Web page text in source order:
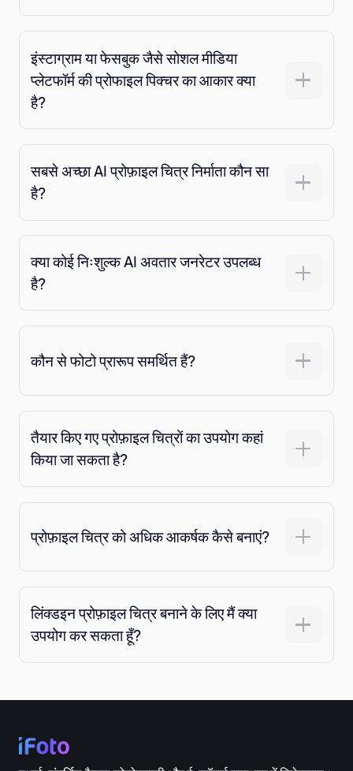
इंस्टाग्राम या फेसबुक जैसे सोशल मीडिया
प्लेटफॉर्म की प्रोफाइल पिक्चर का आकार क्या
है?
सबसे अच्छा AI प्रोफ़ाइल चित्र निर्माता कौन सा
है?
क्या कोई निःशुल्क AI अवतार जनरेटर उपलब्ध
है?
कौन से फोटो प्रारूप समर्थित हैं?
तैयार किए गए प्रोफ़ाइल चित्रों का उपयोग कहां
किया जा सकता है?
प्रोफ़ाइल चित्र को अधिक आकर्षक कैसे बनाएं?
लिंक्डइन प्रोफ़ाइल चित्र बनाने के लिए मैं क्या
उपयोग कर सकता हूँ?